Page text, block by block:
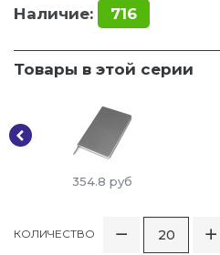
Наличие: 716
Товары в этой серии
354.8 руб
КОЛИЧЕСТВО